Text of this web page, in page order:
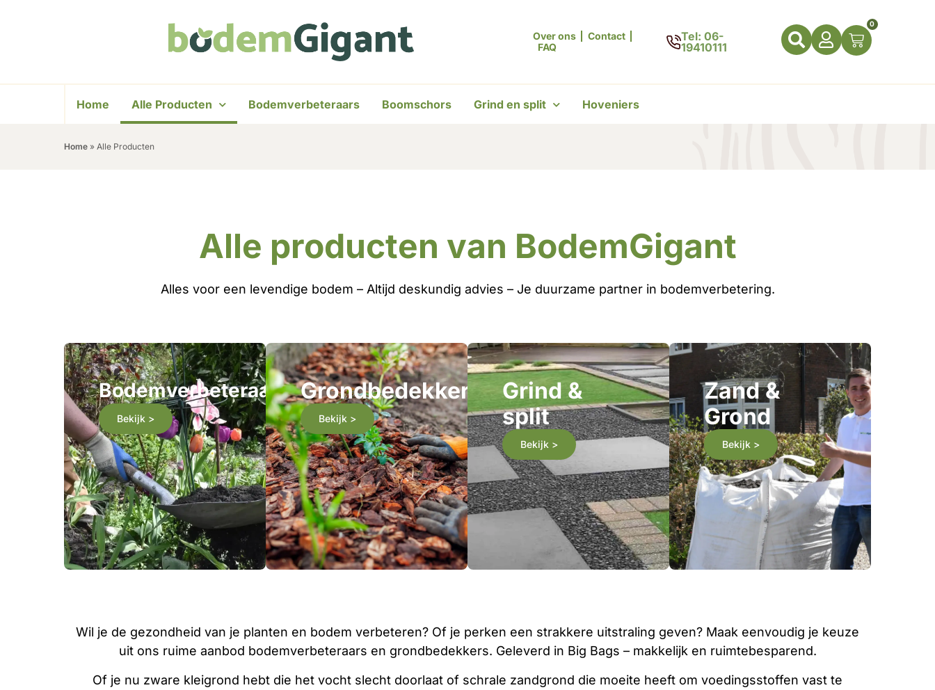
Over ons
Contact
FAQ
Tel: 06-
19410111
0
Home Alle Producten Bodemverbeteraars Boomschors Grind en split Hoveniers
Home » Alle Producten
Alle producten van BodemGigant
Alles voor een levendige bodem – Altijd deskundig advies – Je duurzame partner in bodemverbetering.
Bodemverbeteraars
Bekijk >
Grondbedekkers
Bekijk >
Grind &
split
Bekijk >
Zand &
Grond
Bekijk >
Wil je de gezondheid van je planten en bodem verbeteren? Of je perken een strakkere uitstraling geven? Maak eenvoudig je keuze
uit ons ruime aanbod bodemverbeteraars en grondbedekkers. Geleverd in Big Bags – makkelijk en ruimtebesparend.
Of je nu zware kleigrond hebt die het vocht slecht doorlaat of schrale zandgrond die moeite heeft om voedingsstoffen vast te